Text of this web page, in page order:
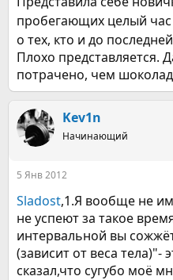
пробегающих целый час
о тех, кто и до
Плохо представляется.
потрачено, чем
Kev1n
Начинающий
5 Янв 2012
Sladost,1.Я вообще не
не успеют за такое
интервальной вы
(зависит от веса тела)"-
сказал,что сугубо моё